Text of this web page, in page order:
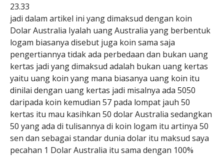
23.33
jadi dalam artikel ini yang dimaksud dengan koin
Dolar Australia Iyalah uang Australia yang berbentuk
logam biasanya disebut juga koin sama saja
pengertiannya tidak ada perbedaan dan bukan uang
kertas jadi yang dimaksud adalah bukan uang kertas
yaitu uang koin yang mana biasanya uang koin itu
dinilai dengan uang kertas jadi misalnya ada 5050
daripada koin kemudian 57 pada lompat jauh 50
kertas itu mau kasihkan 50 dolar Australia sedangkan
50 yang ada di tulisannya di koin logam itu artinya 50
sen dan sebagai standar dunia dolar itu maksud saya
pecahan 1 Dolar Australia itu sama dengan 100%